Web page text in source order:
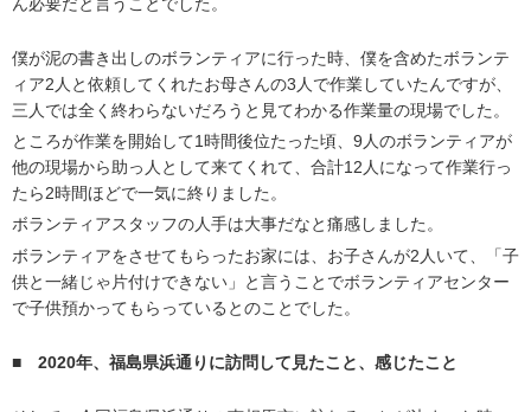
僕が泥の書き出しのボランティアに行った時、僕を含めたボランテ
ィア2人と依頼してくれたお母さんの3人で作業していたんですが、
三人では全く終わらないだろうと見てわかる作業量の現場でした。
ところが作業を開始して1時間後位たった頃、9人のボランティアが
他の現場から助っ人として来てくれて、合計12人になって作業行っ
たら2時間ほどで一気に終りました。
ボランティアスタッフの人手は大事だなと痛感しました。
ボランティアをさせてもらったお家には、お子さんが2人いて、「子
供と一緒じゃ片付けできない」と言うことでボランティアセンター
で子供預かってもらっているとのことでした。
■ 2020年、福島県浜通りに訪問して見たこと、感じたこと